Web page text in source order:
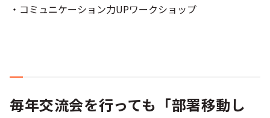
・コミュニケーション力UPワークショップ
毎年交流会を行っても「部署移動し